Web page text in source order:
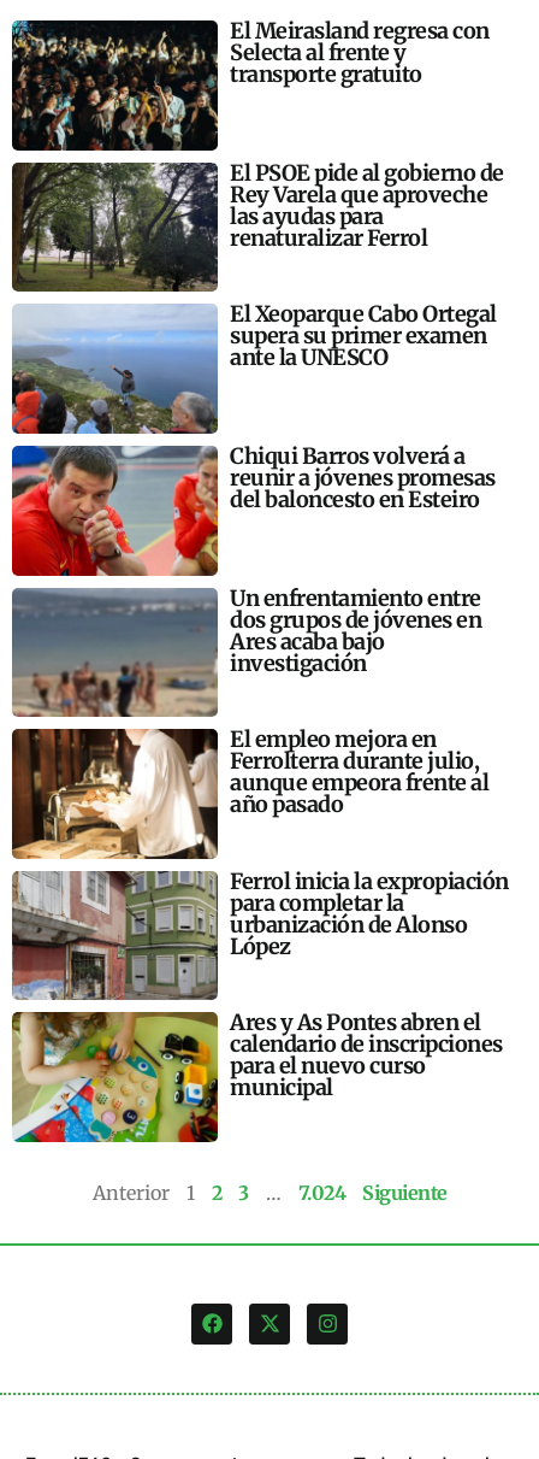
El Meirasland regresa con
Selecta al frente y
transporte gratuito
El PSOE pide al gobierno de
Rey Varela que aproveche
las ayudas para
renaturalizar Ferrol
El Xeoparque Cabo Ortegal
supera su primer examen
ante la UNESCO
Chiqui Barros volverá a
reunir a jóvenes promesas
del baloncesto en Esteiro
Un enfrentamiento entre
dos grupos de jóvenes en
Ares acaba bajo
investigación
El empleo mejora en
Ferrolterra durante julio,
aunque empeora frente al
año pasado
Ferrol inicia la expropiación
para completar la
urbanización de Alonso
López
Ares y As Pontes abren el
calendario de inscripciones
para el nuevo curso
municipal
Anterior 1 2 3 … 7.024 Siguiente